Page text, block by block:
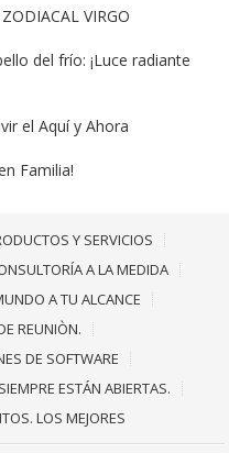
VIRGO
del frío: ¡Luce radiante
el Aquí y Ahora
Familia!
Y SERVICIOS
A LA MEDIDA
A TU ALCANCE
REUNIÒN.
DE SOFTWARE
ESTÁN ABIERTAS.
LOS MEJORES